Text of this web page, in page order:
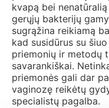
kvapą bei
gerųjų bakterijų
sugrąžina reikiamą
kad susidūrus su
priemonių ir metodų
savarankiškai.
priemonės gali dar
vaginozę reikėtų
specialistų pagalba.